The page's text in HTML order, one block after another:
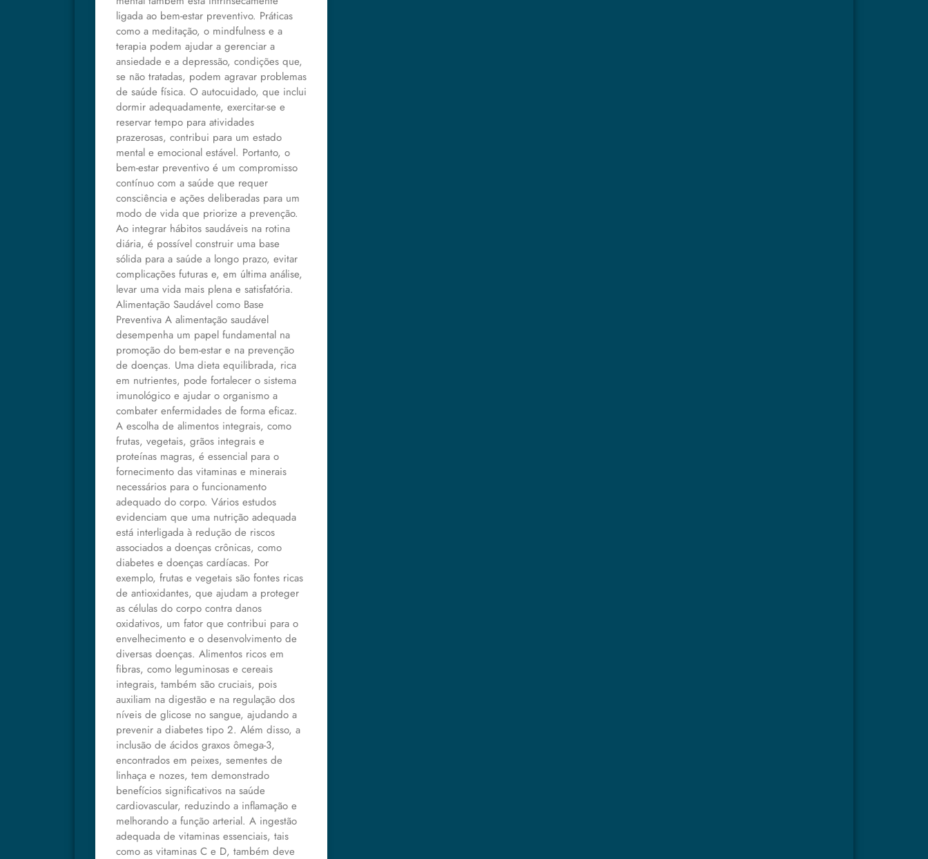
ligada ao bem-estar preventivo. Práticas
como a meditação, o mindfulness e a
terapia podem ajudar a gerenciar a
ansiedade e a depressão, condições que,
se não tratadas, podem agravar problemas
de saúde física. O autocuidado, que inclui
dormir adequadamente, exercitar-se e
reservar tempo para atividades
prazerosas, contribui para um estado
mental e emocional estável. Portanto, o
bem-estar preventivo é um compromisso
contínuo com a saúde que requer
consciência e ações deliberadas para um
modo de vida que priorize a prevenção.
Ao integrar hábitos saudáveis na rotina
diária, é possível construir uma base
sólida para a saúde a longo prazo, evitar
complicações futuras e, em última análise,
levar uma vida mais plena e satisfatória.
Alimentação Saudável como Base
Preventiva A alimentação saudável
desempenha um papel fundamental na
promoção do bem-estar e na prevenção
de doenças. Uma dieta equilibrada, rica
em nutrientes, pode fortalecer o sistema
imunológico e ajudar o organismo a
combater enfermidades de forma eficaz.
A escolha de alimentos integrais, como
frutas, vegetais, grãos integrais e
proteínas magras, é essencial para o
fornecimento das vitaminas e minerais
necessários para o funcionamento
adequado do corpo. Vários estudos
evidenciam que uma nutrição adequada
está interligada à redução de riscos
associados a doenças crônicas, como
diabetes e doenças cardíacas. Por
exemplo, frutas e vegetais são fontes ricas
de antioxidantes, que ajudam a proteger
as células do corpo contra danos
oxidativos, um fator que contribui para o
envelhecimento e o desenvolvimento de
diversas doenças. Alimentos ricos em
fibras, como leguminosas e cereais
integrais, também são cruciais, pois
auxiliam na digestão e na regulação dos
níveis de glicose no sangue, ajudando a
prevenir a diabetes tipo 2. Além disso, a
inclusão de ácidos graxos ômega-3,
encontrados em peixes, sementes de
linhaça e nozes, tem demonstrado
benefícios significativos na saúde
cardiovascular, reduzindo a inflamação e
melhorando a função arterial. A ingestão
adequada de vitaminas essenciais, tais
como as vitaminas C e D, também deve